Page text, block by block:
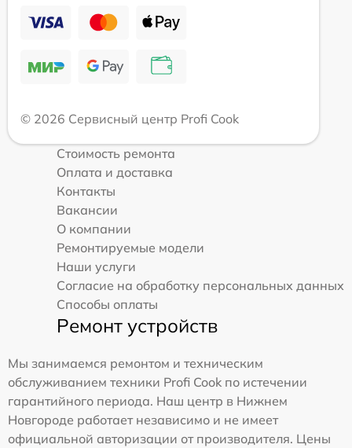
© 2026 Сервисный центр Profi Cook
Стоимость ремонта
Оплата и доставка
Контакты
Вакансии
О компании
Ремонтируемые модели
Наши услуги
Согласие на обработку персональных данных
Способы оплаты
Ремонт устройств
Мы занимаемся ремонтом и техническим
обслуживанием техники Profi Cook по истечении
гарантийного периода. Наш центр в Нижнем
Новгороде работает независимо и не имеет
официальной авторизации от производителя. Цены